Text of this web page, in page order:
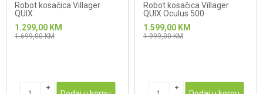
Robot kosačica Villager
QUIX
1.299,00 KM
1.699,00KM
Robot kosačica Villager
QUIX Oculus 500
1.599,00 KM
1.999,00KM